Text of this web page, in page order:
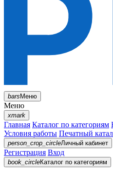
barsМеню
Меню
xmark
Главная Каталог по категориям
Условия работы Печатный
person_crop_circleЛичный кабинет
Регистрация Вход
book_circleКаталог по категориям